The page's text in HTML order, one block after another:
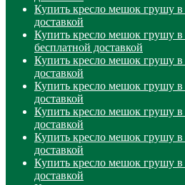
Купить кресло мешок грушу в
доставкой
Купить кресло мешок грушу в
бесплатной доставкой
Купить кресло мешок грушу в
доставкой
Купить кресло мешок грушу
доставкой
Купить кресло мешок грушу в
доставкой
Купить кресло мешок грушу в
доставкой
Купить кресло мешок грушу
доставкой